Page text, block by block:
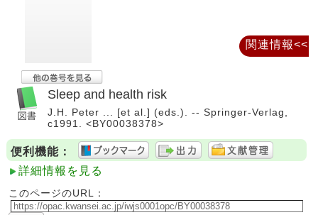
Sleep and health risk
J.H. Peter ... [et al.] (eds.). -- Springer-Verlag,
c1991. <BY00038378>
便利機能：
詳細情報を見る
このページのURL：
関連情報<<